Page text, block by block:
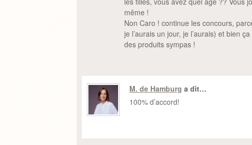
même !
Non Caro ! continue les concours,
je l’aurais un jour, je l’aurais) et bien
des produits sympas !
M. de Hamburg a dit…
100% d’accord!